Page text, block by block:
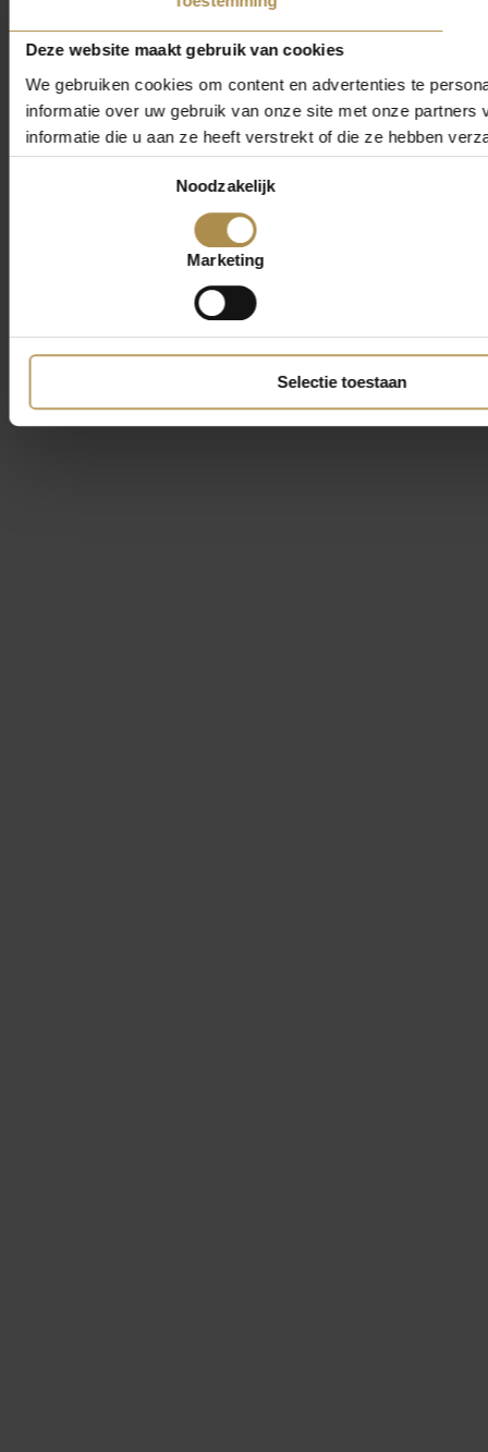
Deze website maakt gebruik van cookies
We gebruiken cookies om content en advertenties te
informatie over uw gebruik van onze site met onze
informatie die u aan ze heeft verstrekt of die ze hebben
Noodzakelijk
Marketing
Selectie toestaan